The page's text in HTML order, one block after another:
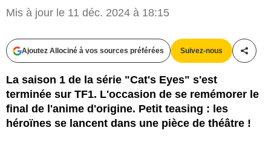
Mis à jour le 11 déc. 2024 à 18:15
Ajoutez Allociné à vos sources préférées Suivez-nous
La saison 1 de la série "Cat's Eyes" s'est
terminée sur TF1. L'occasion de se remémorer le
final de l'anime d'origine. Petit teasing : les
héroïnes se lancent dans une pièce de théâtre !